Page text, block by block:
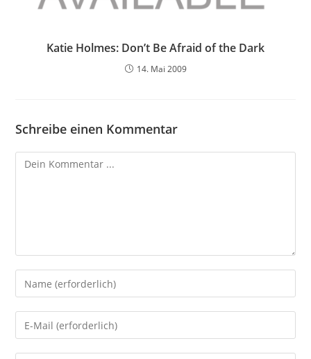
Katie Holmes: Don’t Be Afraid of the Dark
14. Mai 2009
Schreibe einen Kommentar
Kommentieren
Gib
deinen
Namen
oder
Benutzernamen
Gib
deine
E-